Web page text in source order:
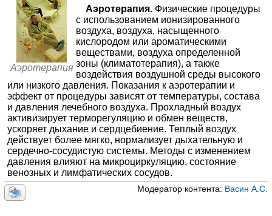
МЕДСИ на Ленинском проспекте
Москва; Ленинский пр-т, д. 20, стр. 1; м. Шаболовская
+7(495..показать
500₽ Запись
Медикус на проспекте Маршала Блюхера
Санкт-Петербург; пр-т Маршала Блюхера, д. 7, корп. 3 ; м.
Выборгская
+7(499..показать
500₽ Запись
МЦ Здравица на Дуси Ковальчук
Новосибирск; ул. Дуси Ковальчук, д. 272/1 ; м. Заельцовская
+7(383..показать
500₽ Запись
К+31 на Лобачевского
Москва; ул. Лобачевского, д. 42, стр. 4; м. Проспект Вернадского
✚Прессотерапия
≈1849₽
Консультации в физиотерапии
Гирудотерапия
Водолечение
≈1316₽
✚Массаж
≈1702₽
✚Грязелечение
≈1207₽
✚Светолечение
≈1290₽
✚Рефлексотерапия
≈2174₽
✚Ударно-волновая терапия
≈2561₽
✚Специалисты восстановительной медицины
≈2073₽
✚Стоун-терапия
✚Теплолечение
—
Аэротерапия
Аэротерапия. Физические процедуры
с использованием ионизированного
воздуха, воздуха, насыщенного
кислородом или ароматическими
веществами, воздуха определенной
зоны (климатотерапия), а также
воздействия воздушной среды высокого
или низкого давления. Показания к аэротерапии и
эффект от процедуры зависят от температуры, состава
и давления лечебного воздуха. Прохладный воздух
активизирует терморегуляцию и обмен веществ,
ускоряет дыхание и сердцебиение. Теплый воздух
действует более мягко, нормализует дыхательную и
сердечно-сосудистую системы. Методы с изменением
давления влияют на микроциркуляцию, состояние
венозных и лимфатических сосудов.
Модератор контента: Васин А.С.